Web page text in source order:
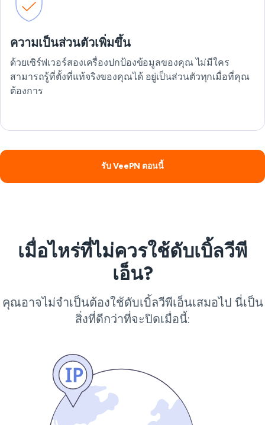
ความเป็นส่วนตัวเพิ่มขึ้น
ด้วยเซิร์ฟเวอร์สองเครื่องปกป้องข้อมูลของคุณ ไม่มีใคร
สามารถรู้ที่ตั้งที่แท้จริงของคุณได้ อยู่เป็นส่วนตัวทุกเมื่อที่คุณ
ต้องการ
รับ VeePN ตอนนี้
เมื่อไหร่ที่ไม่ควรใช้ดับเบิ้ลวีพี
เอ็น?
คุณอาจไม่จำเป็นต้องใช้ดับเบิ้ลวีพีเอ็นเสมอไป นี่เป็น
สิ่งที่ดีกว่าที่จะปิดเมื่อนี้: